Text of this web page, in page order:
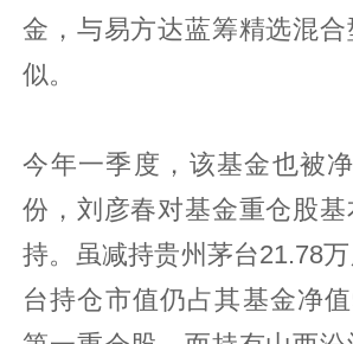
金，与易方达蓝筹精选混合
似。
今年一季度，该基金也被
份，刘彦春对基金重仓股
持。虽减持贵州茅台21.78
台持仓市值仍占其基金净